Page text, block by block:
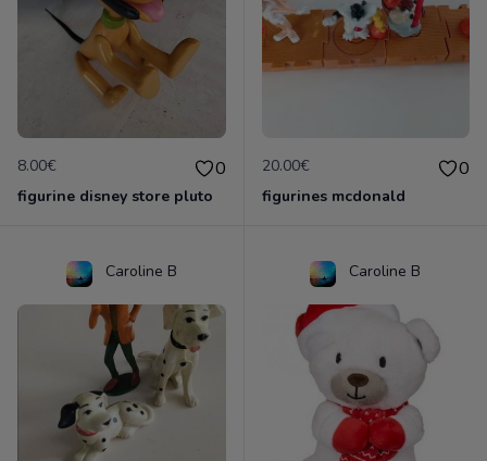
8.00€ 0
figurine disney store pluto
20.00€ 0
figurines mcdonald
Caroline B Caroline B